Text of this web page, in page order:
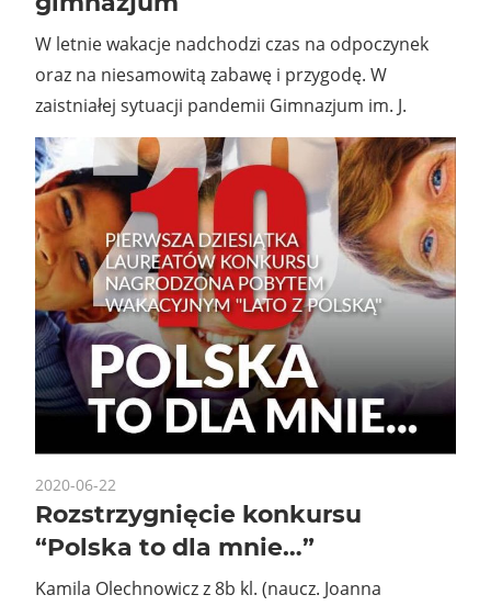
W letnie wakacje nadchodzi czas na odpoczynek
oraz na niesamowitą zabawę i przygodę. W
zaistniałej sytuacji pandemii Gimnazjum im. J.
2020-06-22
Rozstrzygnięcie konkursu
“Polska to dla mnie…”
Kamila Olechnowicz z 8b kl. (naucz. Joanna